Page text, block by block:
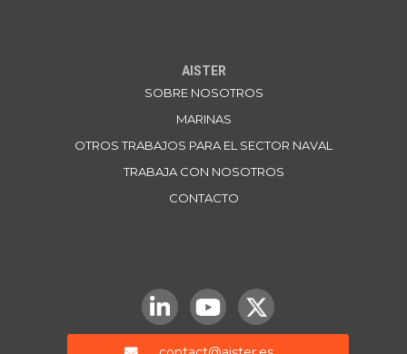
AISTER
SOBRE NOSOTROS
MARINAS
OTROS TRABAJOS PARA EL SECTOR NAVAL
TRABAJA CON NOSOTROS
CONTACTO